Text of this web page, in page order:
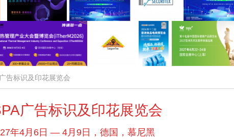
告标识及印花展览会
广告标识及印花展览会
年4月6日 — 4月9日，德国，慕尼黑